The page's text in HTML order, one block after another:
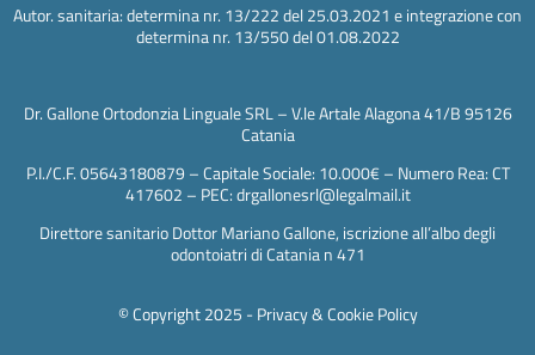
Autor. sanitaria: determina nr. 13/222 del 25.03.2021 e integrazione con
determina nr. 13/550 del 01.08.2022
Dr. Gallone Ortodonzia Linguale SRL – V.le Artale Alagona 41/B 95126
Catania
P.I./C.F. 05643180879 – Capitale Sociale: 10.000€ – Numero Rea: CT
417602 – PEC: drgallonesrl@legalmail.it
Direttore sanitario Dottor Mariano Gallone, iscrizione all’albo degli
odontoiatri di Catania n 471
© Copyright 2025 -Privacy & Cookie Policy